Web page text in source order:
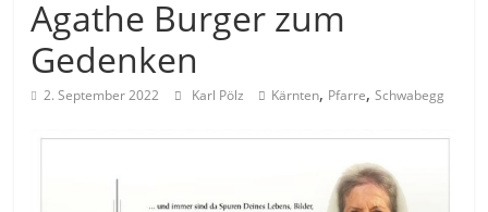
Agathe Burger zum
Gedenken
2. September 2022 Karl Pölz Kärnten, Pfarre,Schwabegg